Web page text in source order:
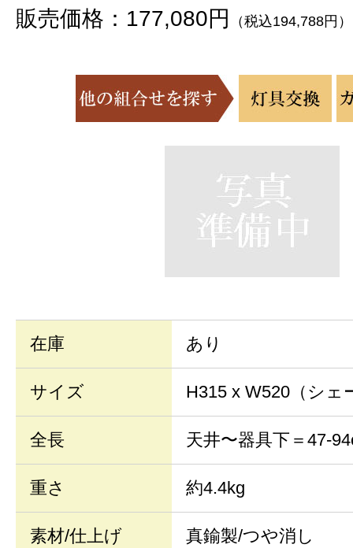
販売価格：177,080円
（税込194,788円）
在庫 あり
サイズ H315 x W520（シェ
全長 天井〜器具下＝47-
重さ 約4.4kg
素材/仕上げ 真鍮製/つや消し